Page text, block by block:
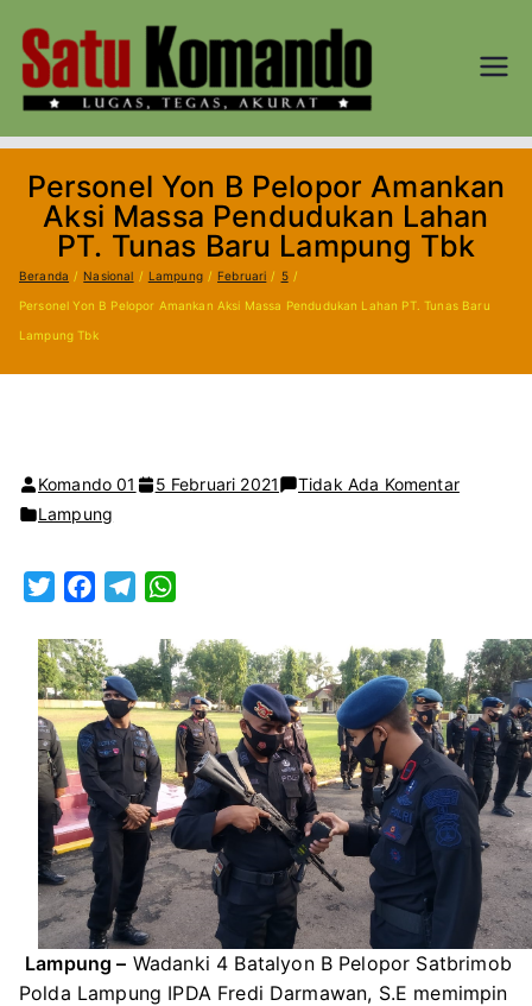
konten
KOM
AND
O.CO
Lugas, Tegas,
Personel Yon B Pelopor Amankan
Aksi Massa Pendudukan Lahan
PT. Tunas Baru Lampung Tbk
Beranda Nasional Lampung Februari 5
Personel Yon B Pelopor Amankan Aksi Massa Pendudukan Lahan PT. Tunas Baru
Lampung Tbk
Komando 01 5 Februari 2021 Tidak Ada Komentarpada
Aksi
Massa
Lahan
PT.
Tunas
Baru
Tbk
Lampung
i
t
t
e
r
c
e
b
o
o
e
g
r
a
m
a
t
s
A
p
p
Lampung – Wadanki 4 Batalyon B Pelopor Satbrimob
Polda Lampung IPDA Fredi Darmawan, S.E memimpin